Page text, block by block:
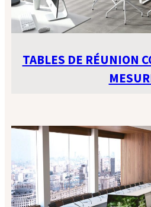
TABLES DE RÉUNION